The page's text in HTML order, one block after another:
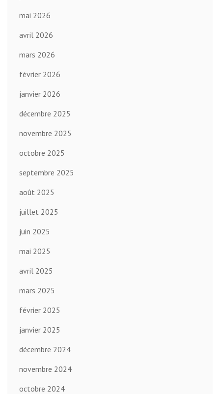
mai 2026
avril 2026
mars 2026
février 2026
janvier 2026
décembre 2025
novembre 2025
octobre 2025
septembre 2025
août 2025
juillet 2025
juin 2025
mai 2025
avril 2025
mars 2025
février 2025
janvier 2025
décembre 2024
novembre 2024
octobre 2024